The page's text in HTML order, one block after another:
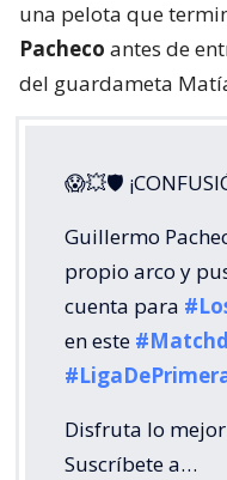
una pelota que
Pacheco antes de
del guardameta
😱💥🛡
Guillermo
propio arco y
cuenta para
en este
Disfruta lo
Suscríbete a…